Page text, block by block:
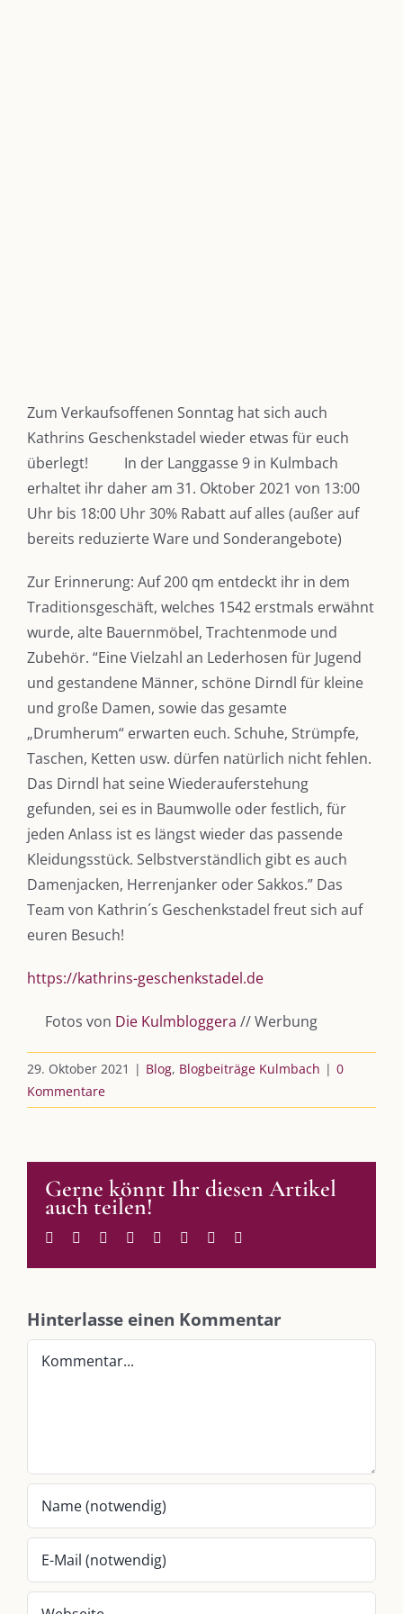
Zum Verkaufsoffenen Sonntag hat sich auch
Kathrins Geschenkstadel wieder etwas für euch
überlegt!
In der Langgasse 9 in Kulmbach
erhaltet ihr daher am 31. Oktober 2021 von 13:00
Uhr bis 18:00 Uhr 30% Rabatt auf alles (außer auf
bereits reduzierte Ware und Sonderangebote)
Zur Erinnerung: Auf 200 qm entdeckt ihr in dem
Traditionsgeschäft, welches 1542 erstmals erwähnt
wurde, alte Bauernmöbel, Trachtenmode und
Zubehör. “Eine Vielzahl an Lederhosen für Jugend
und gestandene Männer, schöne Dirndl für kleine
und große Damen, sowie das gesamte
„Drumherum“ erwarten euch. Schuhe, Strümpfe,
Taschen, Ketten usw. dürfen natürlich nicht fehlen.
Das Dirndl hat seine Wiederauferstehung
gefunden, sei es in Baumwolle oder festlich, für
jeden Anlass ist es längst wieder das passende
Kleidungsstück. Selbstverständlich gibt es auch
Damenjacken, Herrenjanker oder Sakkos.” Das
Team von Kathrin´s Geschenkstadel freut sich auf
euren Besuch!
https://kathrins-geschenkstadel.de
Fotos von Die Kulmbloggera // Werbung
29. Oktober 2021 | Blog, Blogbeiträge Kulmbach | 0
Kommentare
Gerne könnt Ihr diesen Artikel
auch teilen!
Facebook
TwitterReddit LinkedInWhatsApp
TumblrPinterest
Hinterlasse einen Kommentar
Kommentar
DIE KULMBLOGGERA
Podcast
Kooperationen
vkfk
AKTUELLES
Immer die passende Geschenkidee – für jeden Anlass
Im Dialog mit – Jana Florence
Im Dialog mit – Nicole Putschky-Kaiser
Am einfachsten bin ich per Mail und über WhatsApp zu erreichen.
Whatsapp:0151-21182972
„Unser Kulmbach e. V.“– Der Händlerzusammenschluss der Stadt
„Stadt Kulmbach“– Offizielles Portal unserer Heimat
Lebenslust Akademie Kulmbach